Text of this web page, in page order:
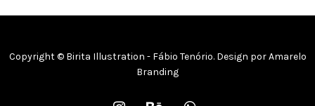
Copyright © Birita Illustration - Fábio Tenório. Design porAmarelo
Branding